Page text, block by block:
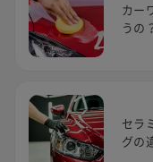
カー
うの
セラ
グの